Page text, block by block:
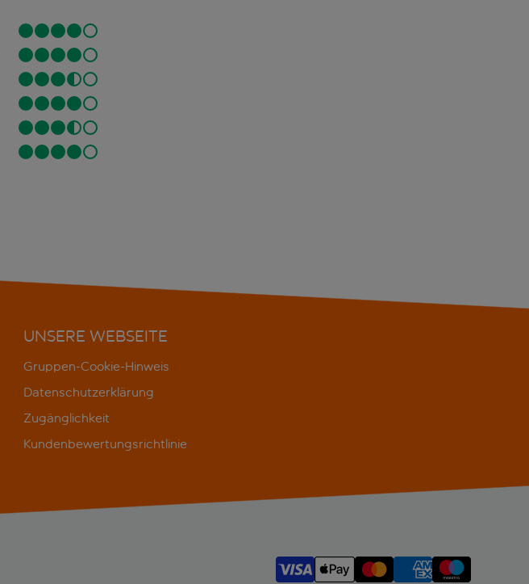
UNSERE WEBSEITE
Gruppen-Cookie-Hinweis
Datenschutzerklärung
Zugänglichkeit
Kundenbewertungsrichtlinie